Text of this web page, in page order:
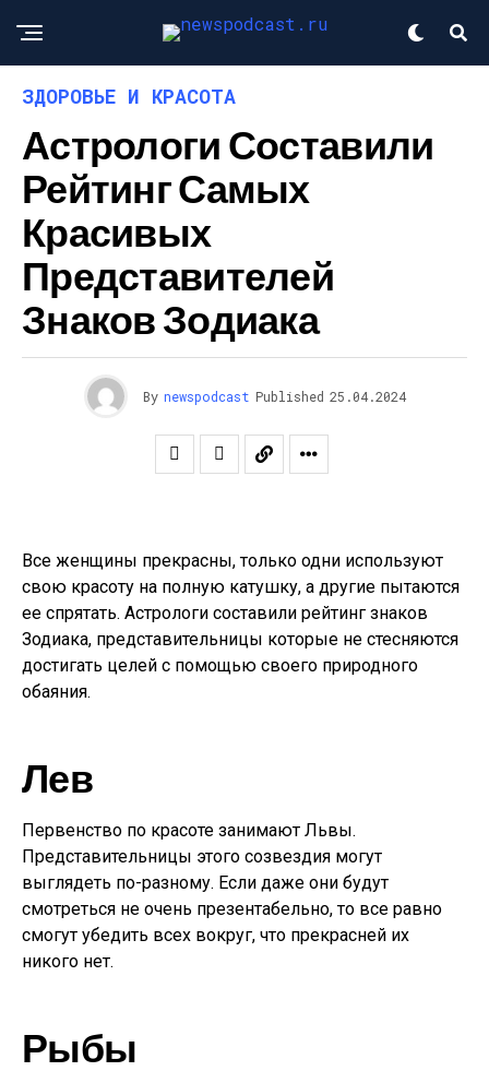
ЗДОРОВЬЕ И КРАСОТА
Астрологи Составили
Рейтинг Самых
Красивых
Представителей
Знаков Зодиака
By newspodcast Published 25.04.2024
Все женщины прекрасны, только одни используют
свою красоту на полную катушку, а другие пытаются
ее спрятать. Астрологи составили рейтинг знаков
Зодиака, представительницы которые не стесняются
достигать целей с помощью своего природного
обаяния.
Лев
Первенство по красоте занимают Львы.
Представительницы этого созвездия могут
выглядеть по-разному. Если даже они будут
смотреться не очень презентабельно, то все равно
смогут убедить всех вокруг, что прекрасней их
никого нет.
Рыбы